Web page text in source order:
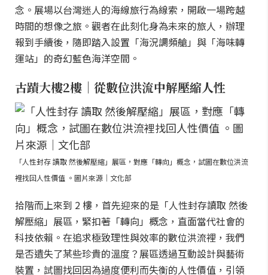
念。展場以台灣迷人的海線旅行為線索，開啟一場跨越
時間的想像之旅。觀者在此刻化身為未來的旅人，辦理
報到手續後，隨即踏入設置「海況調頻艙」與「海味轉
運站」的奇幻藍色海洋空間。
古蹟大樓2樓｜從數位洪流中解壓縮人性
「人性封存 讀取 然後解壓縮」展區，對應「轉向」概念，試圖在數位洪流
裡找回人性價值 。圖片來源｜文化部
拾階而上來到 2 樓，首先迎來的是「人性封存讀取 然後
解壓縮」展區，緊扣著「轉向」概念，直面當代社會的
科技依賴。在追求極致理性與效率的數位洪流裡，我們
是否遺失了某些珍貴的溫度？展區透過互動設計與藝術
裝置，試圖找回因為過度便利而失衡的人性價值，引領